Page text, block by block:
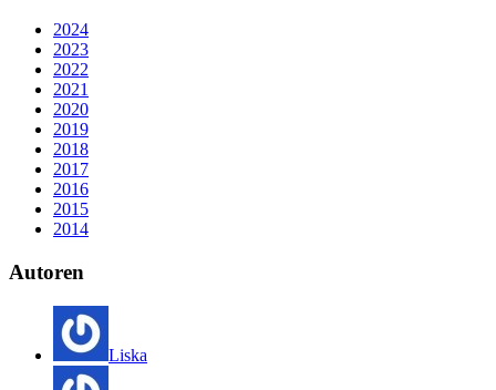
2024
2023
2022
2021
2020
2019
2018
2017
2016
2015
2014
Autoren
Liska